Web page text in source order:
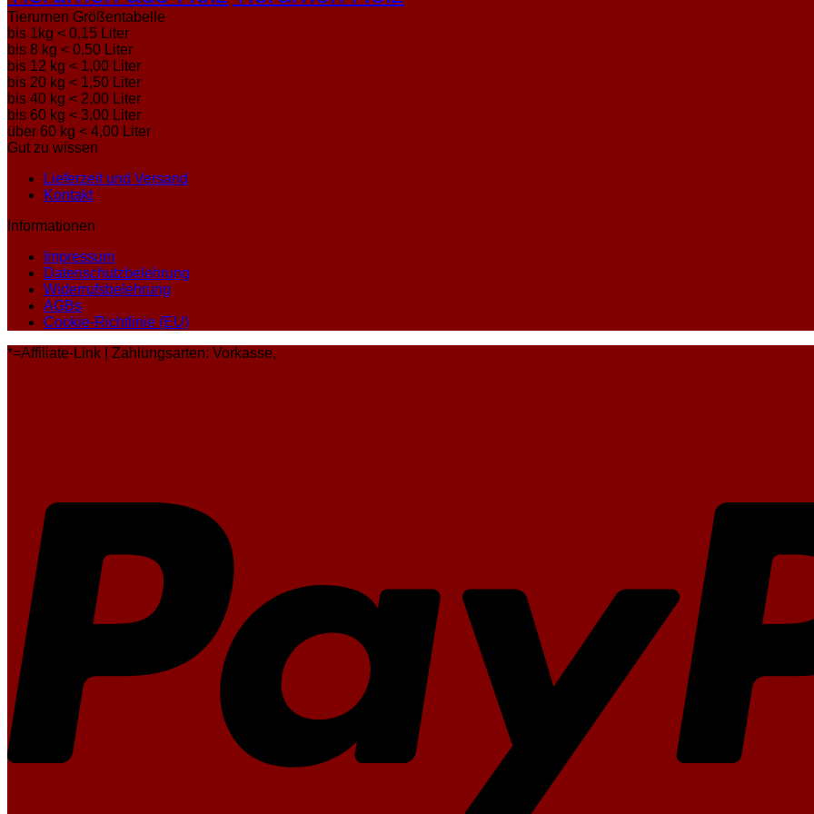
Tierurnen Größentabelle
bis 1kg < 0,15 Liter
bis 8 kg < 0,50 Liter
bis 12 kg < 1,00 Liter
bis 20 kg < 1,50 Liter
bis 40 kg < 2,00 Liter
bis 60 kg < 3,00 Liter
über 60 kg < 4,00 Liter
Gut zu wissen
Lieferzeit und Versand
Kontakt
Informationen
Impressum
Datenschutzbelehrung
Widerrufsbelehrung
AGBs
Cookie-Richtlinie (EU)
*=Affiliate-Link | Zahlungsarten: Vorkasse,